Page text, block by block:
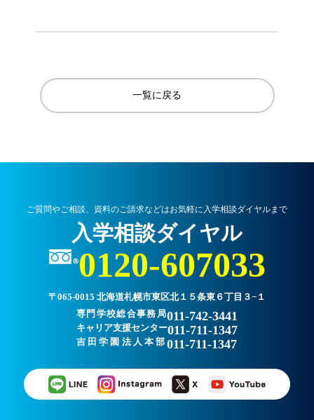
一覧に戻る
ご質問やご相談、資料のご請求などはお気軽に入学相談ダイヤルまで
入学相談ダイヤル
0120-607033
〒065-0015 北海道札幌市東区北１５条東６丁目３−１
専門学校総合事務局011-742-3441
キャリア支援センター011-711-1347
吉田学園法人本部011-711-1347